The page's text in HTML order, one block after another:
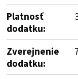
Platnosť
dodatku:
Zverejnenie
dodatku: